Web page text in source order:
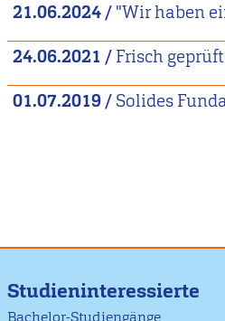
21.06.2024/ "Wir haben
24.06.2021 / Frisch
01.07.2019/Solides
Studieninteressierte
Bachelor-Studiengänge